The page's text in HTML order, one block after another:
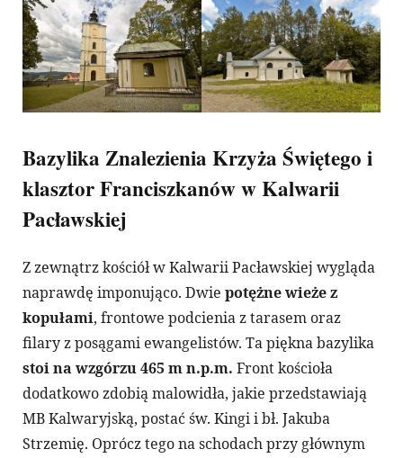
Bazylika Znalezienia Krzyża Świętego i
klasztor Franciszkanów w Kalwarii
Pacławskiej
Z zewnątrz kościół w Kalwarii Pacławskiej wygląda
naprawdę imponująco. Dwie potężne wieże z
kopułami, frontowe podcienia z tarasem oraz
filary z posągami ewangelistów. Ta piękna bazylika
stoi na wzgórzu 465 m n.p.m. Front kościoła
dodatkowo zdobią malowidła, jakie przedstawiają
MB Kalwaryjską, postać św. Kingi i bł. Jakuba
Strzemię. Oprócz tego na schodach przy głównym